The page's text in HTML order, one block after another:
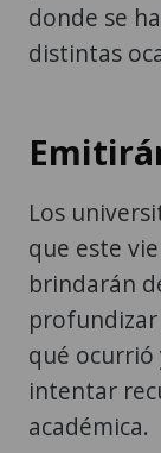
donde se
distintas
Los
que este
brindarán
qué ocurrió
intentar
académica.